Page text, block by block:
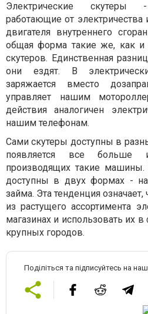
Электрические
работающие от электричества
двигателя внутреннего
общая форма такие же, как и
скутеров. Единственная
они ездят. В
заряжается вместо
управляет нашим
действия аналогичен
нашим телефонам.
Сами скутеры доступны в
появляется все больше
производящих такие машины.
доступны в двух формах -
займа. Эта тенденция
из растущего ассортимента
магазинах и использовать их
крупных городов.
Поділіться та підписуйтесь на